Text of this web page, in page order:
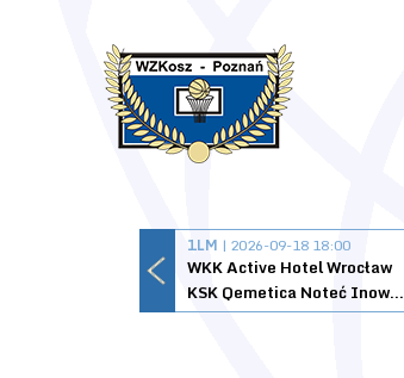
1LM | 2026-09-18 18:00
WKK Active Hotel Wrocław
KSK Qemetica Noteć Inowrocław